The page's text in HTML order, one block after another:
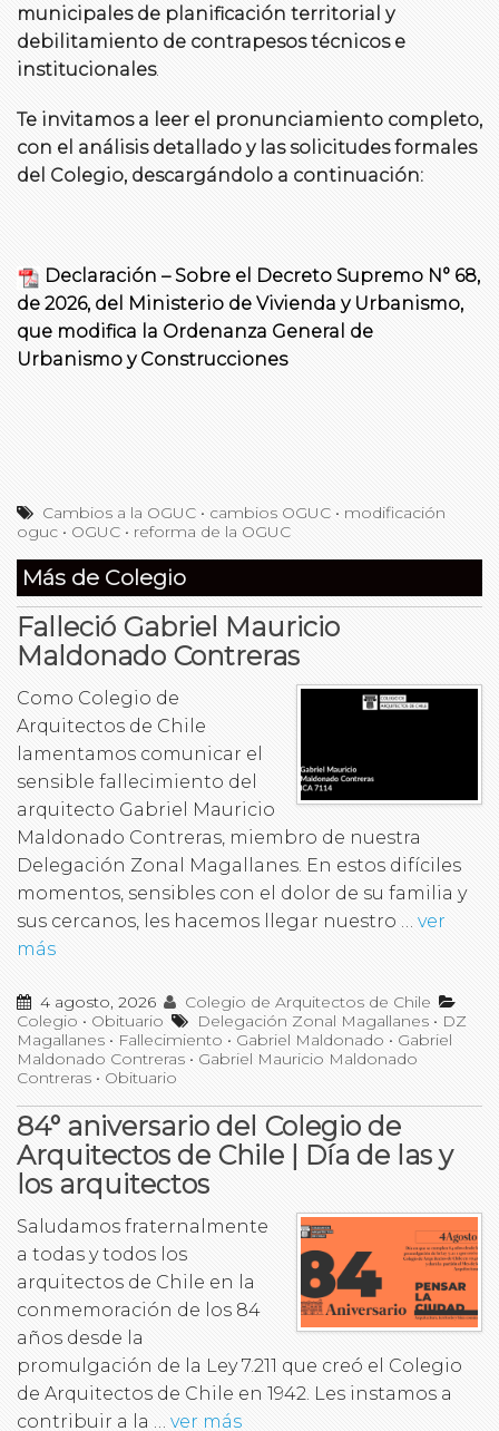
municipales de planificación territorial y
debilitamiento de contrapesos técnicos e
institucionales.
Te invitamos a leer el pronunciamiento completo,
con el análisis detallado y las solicitudes formales
del Colegio, descargándolo a continuación:
Declaración – Sobre el Decreto Supremo N° 68,
de 2026, del Ministerio de Vivienda y Urbanismo,
que modifica la Ordenanza General de
Urbanismo y Construcciones
Cambios a la OGUC • cambios OGUC • modificación
oguc • OGUC • reforma de la OGUC
Más de Colegio
Falleció Gabriel Mauricio
Maldonado Contreras
Como Colegio de
Arquitectos de Chile
lamentamos comunicar el
sensible fallecimiento del
arquitecto Gabriel Mauricio
Maldonado Contreras, miembro de nuestra
Delegación Zonal Magallanes. En estos difíciles
momentos, sensibles con el dolor de su familia y
sus cercanos, les hacemos llegar nuestro … ver
más
4 agosto, 2026
Colegio de Arquitectos de Chile
Colegio • Obituario Delegación Zonal Magallanes • DZ
Magallanes • Fallecimiento • Gabriel Maldonado • Gabriel
Maldonado Contreras • Gabriel Mauricio Maldonado
Contreras • Obituario
84° aniversario del Colegio de
Arquitectos de Chile | Día de las y
los arquitectos
Saludamos fraternalmente
a todas y todos los
arquitectos de Chile en la
conmemoración de los 84
años desde la
promulgación de la Ley 7.211 que creó el Colegio
de Arquitectos de Chile en 1942. Les instamos a
contribuir a la … ver más